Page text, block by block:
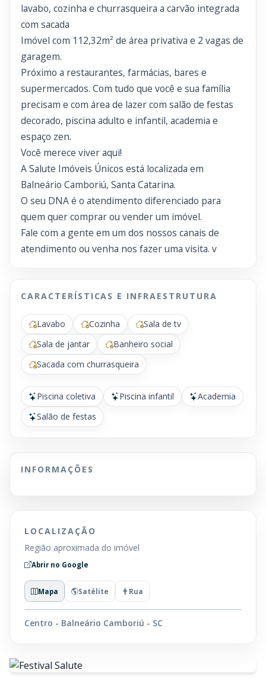
lavabo, cozinha e churrasqueira a carvão integrada
com sacada
Imóvel com 112,32m² de área privativa e 2 vagas de
garagem.
Próximo a restaurantes, farmácias, bares e
supermercados. Com tudo que você e sua família
precisam e com área de lazer com salão de festas
decorado, piscina adulto e infantil, academia e
espaço zen.
Você merece viver aqui!
A Salute Imóveis Únicos está localizada em
Balneário Camboriú, Santa Catarina.
O seu DNA é o atendimento diferenciado para
quem quer comprar ou vender um imóvel.
Fale com a gente em um dos nossos canais de
atendimento ou venha nos fazer uma visita. v
CARACTERÍSTICAS E INFRAESTRUTURA
Lavabo Cozinha
Sala de tv
Sala de jantar
Banheiro social
Sacada com churrasqueira
Piscina coletiva Piscina infantil
Academia
Salão de festas
INFORMAÇÕES
LOCALIZAÇÃO
Região aproximada do imóvel
Abrir no Google
Mapa Satélite Rua
Centro - Balneário Camboriú - SC